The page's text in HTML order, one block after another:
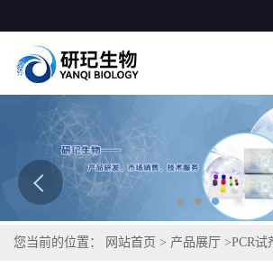
您当前的位置： 网站首页 > 产品展厅 >PCR试